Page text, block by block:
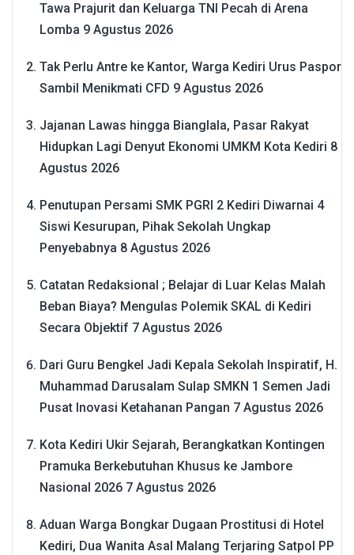
Tawa Prajurit dan Keluarga TNI Pecah di Arena
Lomba 9 Agustus 2026
Tak Perlu Antre ke Kantor, Warga Kediri Urus Paspor
Sambil Menikmati CFD 9 Agustus 2026
Jajanan Lawas hingga Bianglala, Pasar Rakyat
Hidupkan Lagi Denyut Ekonomi UMKM Kota Kediri 8
Agustus 2026
Penutupan Persami SMK PGRI 2 Kediri Diwarnai 4
Siswi Kesurupan, Pihak Sekolah Ungkap
Penyebabnya 8 Agustus 2026
Catatan Redaksional ; Belajar di Luar Kelas Malah
Beban Biaya? Mengulas Polemik SKAL di Kediri
Secara Objektif 7 Agustus 2026
Dari Guru Bengkel Jadi Kepala Sekolah Inspiratif, H.
Muhammad Darusalam Sulap SMKN 1 Semen Jadi
Pusat Inovasi Ketahanan Pangan 7 Agustus 2026
Kota Kediri Ukir Sejarah, Berangkatkan Kontingen
Pramuka Berkebutuhan Khusus ke Jambore
Nasional 2026 7 Agustus 2026
Aduan Warga Bongkar Dugaan Prostitusi di Hotel
Kediri, Dua Wanita Asal Malang Terjaring Satpol PP